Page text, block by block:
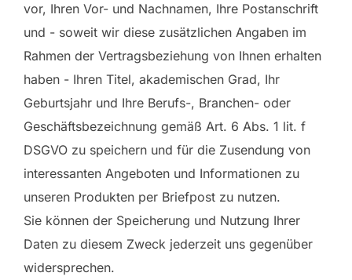
vor, Ihren Vor- und Nachnamen, Ihre Postanschrift
und - soweit wir diese zusätzlichen Angaben im
Rahmen der Vertragsbeziehung von Ihnen erhalten
haben - Ihren Titel, akademischen Grad, Ihr
Geburtsjahr und Ihre Berufs-, Branchen- oder
Geschäftsbezeichnung gemäß Art. 6 Abs. 1 lit. f
DSGVO zu speichern und für die Zusendung von
interessanten Angeboten und Informationen zu
unseren Produkten per Briefpost zu nutzen.
Sie können der Speicherung und Nutzung Ihrer
Daten zu diesem Zweck jederzeit uns gegenüber
widersprechen.